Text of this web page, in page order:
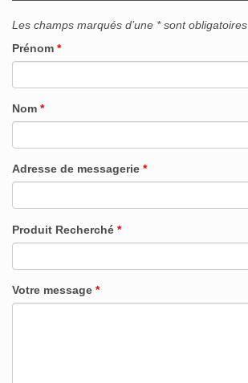
Les champs marqués d’une * sont obligatoires
Prénom *
Nom *
Adresse de messagerie *
Produit Recherché *
Votre message *